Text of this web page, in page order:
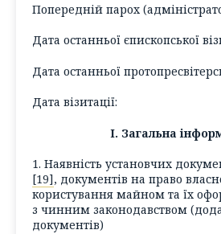
Попередній парох
Дата останньої єпископської
Дата останньої
Дата візитації:
І. Загальна
1. Наявність установчих
[19], документів на право
користування майном та їх
з чинним законодавством (
документів)